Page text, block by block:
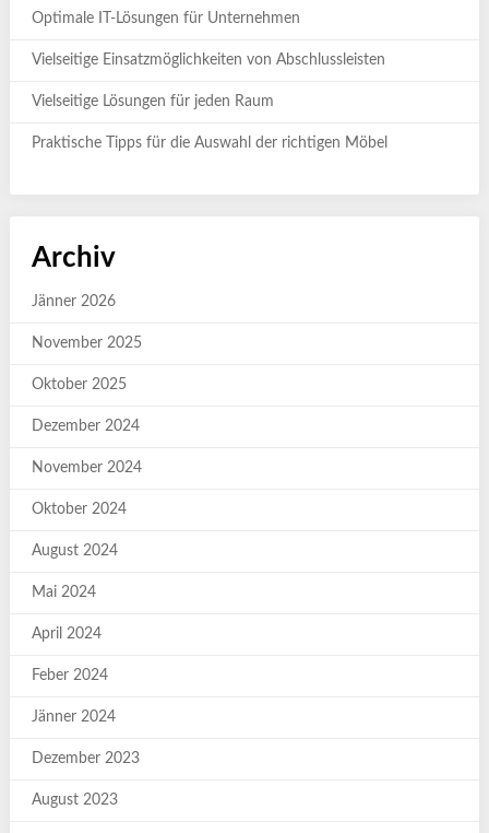
Optimale IT-Lösungen für Unternehmen
Vielseitige Einsatzmöglichkeiten von Abschlussleisten
Vielseitige Lösungen für jeden Raum
Praktische Tipps für die Auswahl der richtigen Möbel
Archiv
Jänner 2026
November 2025
Oktober 2025
Dezember 2024
November 2024
Oktober 2024
August 2024
Mai 2024
April 2024
Feber 2024
Jänner 2024
Dezember 2023
August 2023